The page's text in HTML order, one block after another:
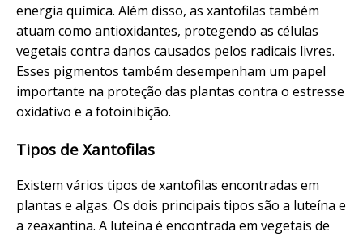
energia química. Além disso, as xantofilas também
atuam como antioxidantes, protegendo as células
vegetais contra danos causados pelos radicais livres.
Esses pigmentos também desempenham um papel
importante na proteção das plantas contra o estresse
oxidativo e a fotoinibição.
Tipos de Xantofilas
Existem vários tipos de xantofilas encontradas em
plantas e algas. Os dois principais tipos são a luteína e
a zeaxantina. A luteína é encontrada em vegetais de